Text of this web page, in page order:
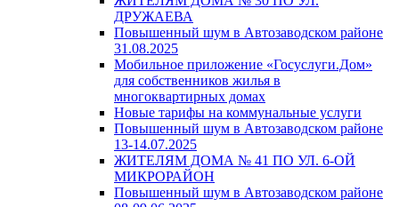
ДРУЖАЕВА
Повышенный шум в Автозаводском районе
31.08.2025
Мобильное приложение «Госуслуги.Дом»
для собственников жилья в
многоквартирных домах
Новые тарифы на коммунальные услуги
Повышенный шум в Автозаводском районе
13-14.07.2025
ЖИТЕЛЯМ ДОМА № 41 ПО УЛ. 6-ОЙ
МИКРОРАЙОН
Повышенный шум в Автозаводском районе